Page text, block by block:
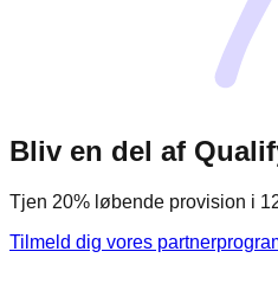
Bliv en del af
Tjen 20% løbende provision i
Tilmeld dig vores